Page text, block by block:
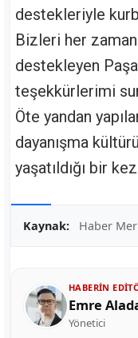
destekleriyle
Bizleri her
destekleyen
teşekkürlerimi
Öte yandan
dayanışma
yaşatıldığı bir
Kaynak: Haber
HABERIN
Emre
Yönetici